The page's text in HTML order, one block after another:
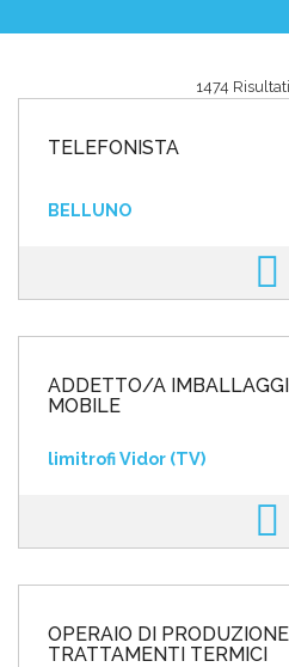
1474
TELEFONISTA
BELLUNO
ADDETTO/A
MOBILE
limitrofi Vidor (TV)
OPERAIO DI
TRATTAMENTI TERMICI